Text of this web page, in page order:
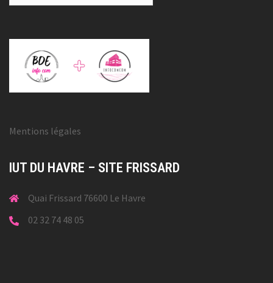
Mentions légales
IUT DU HAVRE – SITE FRISSARD
Quai Frissard 76600 Le Havre
02 32 74 48 05